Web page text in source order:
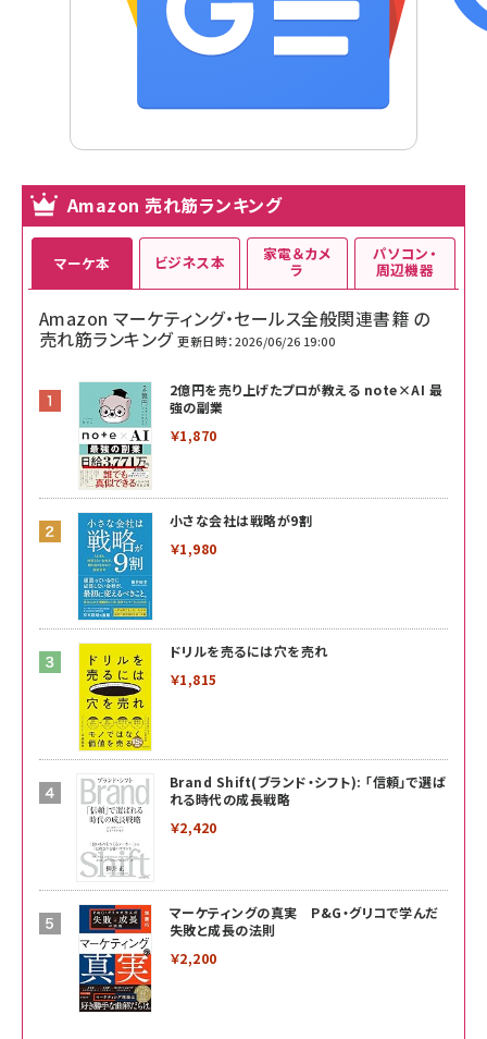
Amazon 売れ筋ランキング
マーケ本
Amazon マーケティング・セールス全般関連書籍 の
売れ筋ランキング 更新日時：2026/06/26 19:00
2億円を売り上げたプロが教える note×AI 最
強の副業
￥1,870
小さな会社は戦略が9割
￥1,980
ドリルを売るには穴を売れ
￥1,815
Brand Shift(ブランド・シフト): 「信頼」で選ば
れる時代の成長戦略
￥2,420
マーケティングの真実 P&G・グリコで学んだ
失敗と成長の法則
￥2,200
ビジネス本 家電＆カメ
ラ
パソコン・
周辺機器